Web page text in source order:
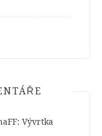
: Vývrtka